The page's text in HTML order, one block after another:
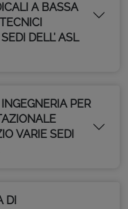
A BASSA
DELL’ ASL
PER
VARIE SEDI
DI